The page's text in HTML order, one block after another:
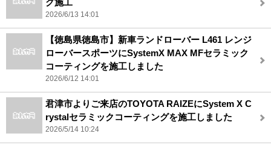
グ施工
2026/6/13 14:01
【徳島県徳島市】新車ランドローバー L461 レンジ
ローバースポーツにSystemX MAX MFセラミック
コーティングを施工しました
2026/6/12 14:01
君津市よりご来店のTOYOTA RAIZEにSystem X C
rystalセラミックコーティングを施工しました
2026/5/14 10:24